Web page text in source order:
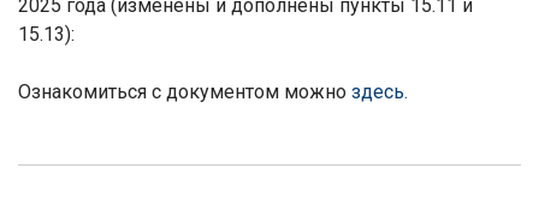
2025 года (изменены и дополнены пункты 15.11 и
15.13):
Ознакомиться с документом можно здесь.